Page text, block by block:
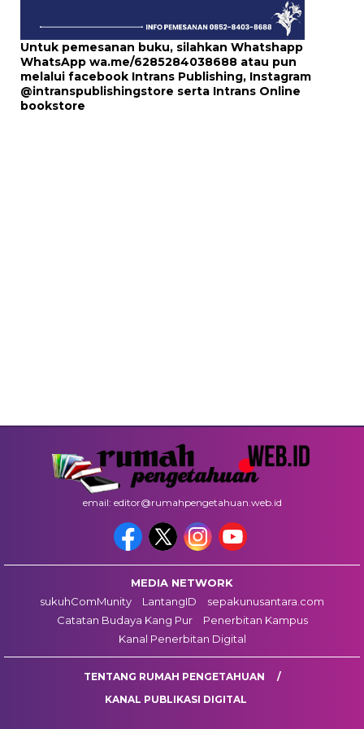
Untuk pemesanan buku, silahkan Whatshapp
WhatsApp wa.me/6285284038688 atau pun
melalui facebook Intrans Publishing, Instagram
@intranspublishingstore serta Intrans Online
bookstore
email: editor@rumahpengetahuan.web.id
MEDIA NETWORK
sukuhComMunity
LantangID
sepakunusantara.com
Catatan Budaya Kang Pur
Penerbitan Kampus
Kanal Penerbitan Digital
TENTANG RUMAH PENGETAHUAN
KANAL PUBLIKASI DIGITAL